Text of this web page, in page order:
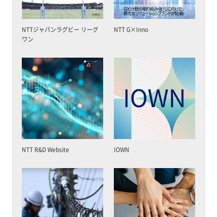
NTTジャパンラグビー リーグ
ワン
NTT G×Inno
NTT R&D Website IOWN